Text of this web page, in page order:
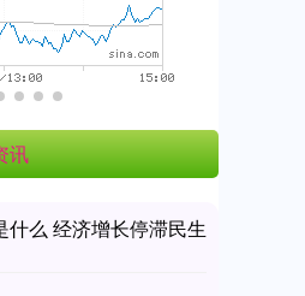
讯
么 经济增长停滞民生